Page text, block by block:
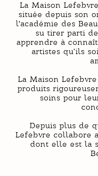
La Maison
située depuis son
l'académie des
su tirer parti
apprendre à
artistes qu’ils
La Maison
produits
soins pour
Depuis plus de
Lefebvre collabore
dont elle est la